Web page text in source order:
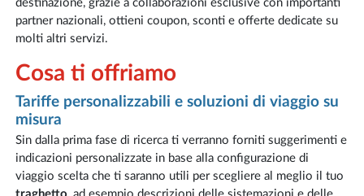
destinazione, grazie a collaborazioni esclusive con importanti
partner nazionali, ottieni coupon, sconti e offerte dedicate su
molti altri servizi.
Cosa ti offriamo
Tariffe personalizzabili e soluzioni di viaggio su
misura
Sin dalla prima fase di ricerca ti verranno forniti suggerimenti e
indicazioni personalizzate in base alla configurazione di
viaggio scelta che ti saranno utili per scegliere al meglio il tuo